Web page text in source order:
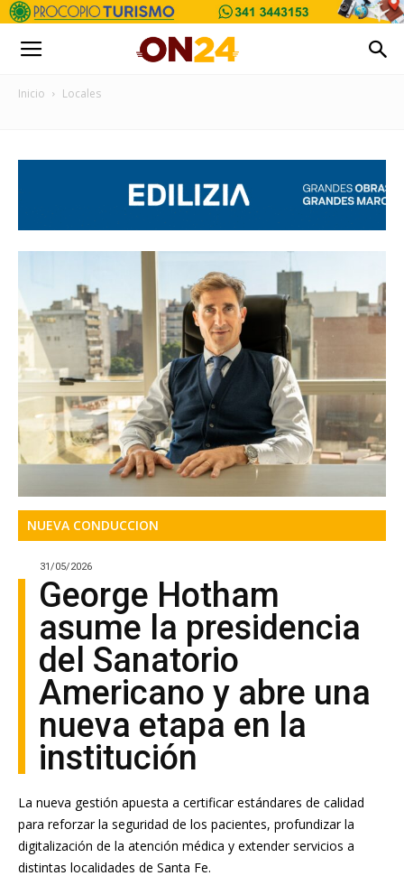
Inicio Locales
NUEVA CONDUCCION
31/05/2026
George Hotham
asume la presidencia
del Sanatorio
Americano y abre una
nueva etapa en la
institución
La nueva gestión apuesta a certificar estándares de calidad
para reforzar la seguridad de los pacientes, profundizar la
digitalización de la atención médica y extender servicios a
distintas localidades de Santa Fe.